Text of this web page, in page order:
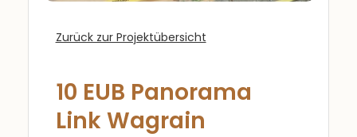
Zurück zur Projektübersicht
10 EUB Panorama
Link Wagrain